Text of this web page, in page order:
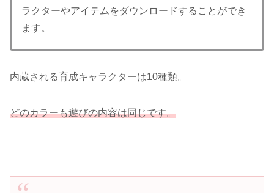
ラクターやアイテムをダウンロードすることができ
ます。
内蔵される育成キャラクターは10種類。
どのカラーも遊びの内容は同じです。